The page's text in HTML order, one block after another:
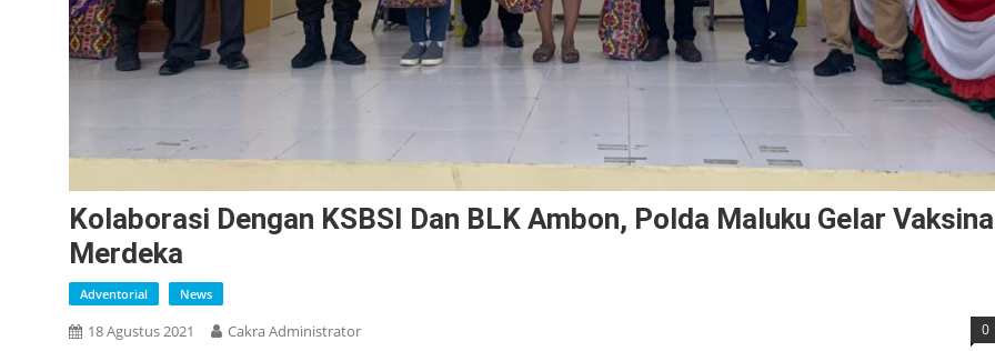
Kolaborasi Dengan KSBSI Dan BLK Ambon, Polda Maluku Gelar
Merdeka
Adventorial News
18 Agustus 2021 Cakra Administrator 0